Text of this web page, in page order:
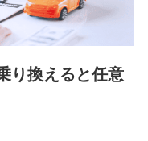
会社
社
り換えると任意